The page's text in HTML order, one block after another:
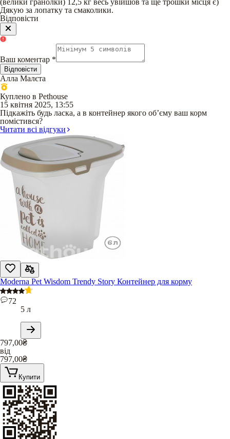
Дякую за лопатку та смаколики.
Відповісти
Ваш коментар *
Відповісти
Алла Малєта
Куплено в Pethouse
15 квітня 2025, 13:55
Підкажіть будь ласка, а в контейнер якого обʼєму ваш корм
помістився?
Читати всі відгуки
Moderna Pet Wisdom Trendy Story Контейнер для корму
72
5 л
797,00₴
від
797,00₴
Купити